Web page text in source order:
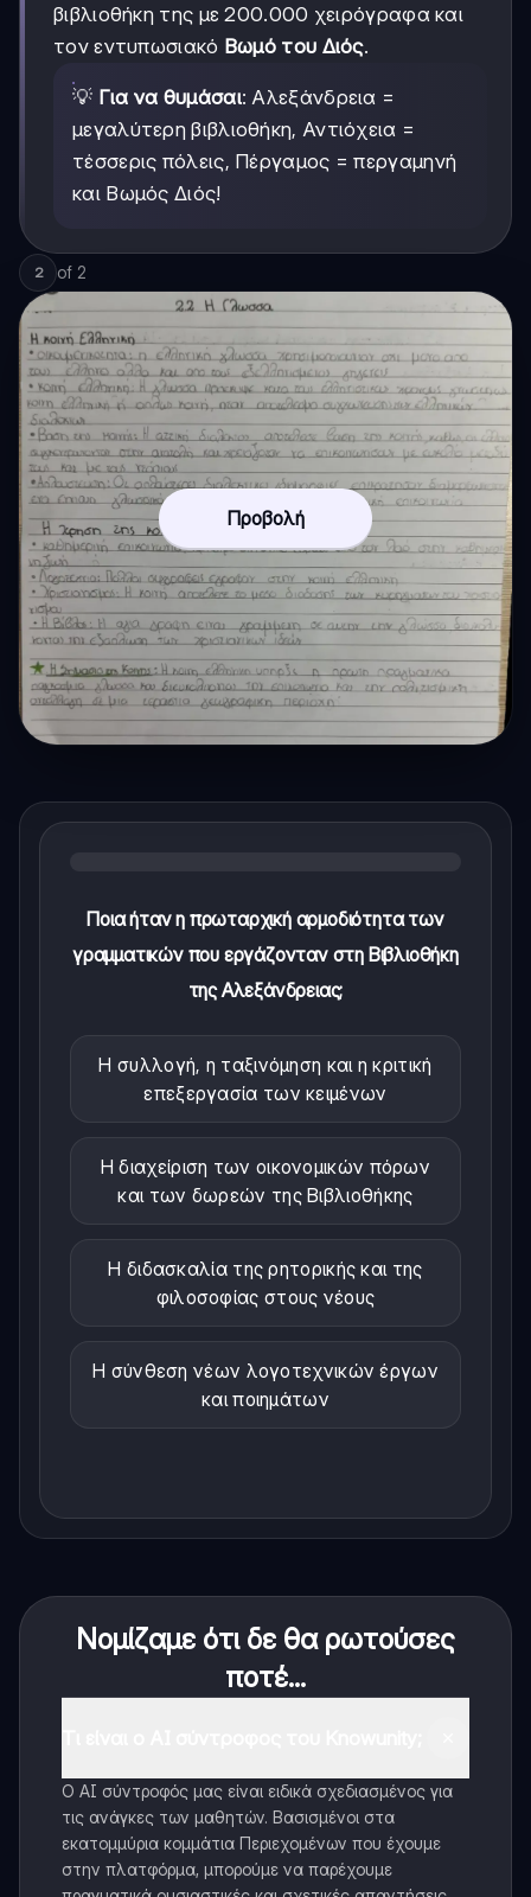
βιβλιοθήκη της με 200.000 χειρόγραφα και
τον εντυπωσιακό Βωμό του Διός.
💡 Για να θυμάσαι: Αλεξάνδρεια =
μεγαλύτερη βιβλιοθήκη, Αντιόχεια =
τέσσερις πόλεις, Πέργαμος = περγαμηνή
και Βωμός Διός!
2 of 2
Προβολή
Ποια ήταν η πρωταρχική αρμοδιότητα των
γραμματικών που εργάζονταν στη Βιβλιοθήκη
της Αλεξάνδρειας;
Η συλλογή, η ταξινόμηση και η κριτική
επεξεργασία των κειμένων
Η διαχείριση των οικονομικών πόρων
και των δωρεών της Βιβλιοθήκης
Η διδασκαλία της ρητορικής και της
φιλοσοφίας στους νέους
Η σύνθεση νέων λογοτεχνικών έργων
και ποιημάτων
Νομίζαμε ότι δε θα ρωτούσες
ποτέ...
Ο AI σύντροφός μας είναι ειδικά σχεδιασμένος για
τις ανάγκες των μαθητών. Βασισμένοι στα
εκατομμύρια κομμάτια Περιεχομένων που έχουμε
στην πλατφόρμα, μπορούμε να παρέχουμε